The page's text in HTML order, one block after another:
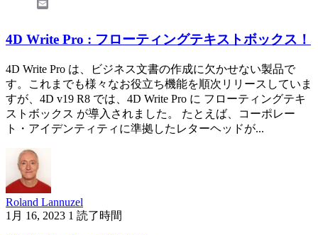
4D Write Pro : フローティングテキストボックス！
4D Write Pro は、ビジネス文書の作成に欠かせない製品で
す。これまでも様々なお役立ち機能を順次リリースしていま
すが、4D v19 R8 では、4D Write Pro に フローティングテキ
ストボックス が導入されました。 たとえば、コーポレー
ト・アイデンティティに準拠したレターヘッドが...
Roland Lannuzel
1月 16, 2023 1 読了時間